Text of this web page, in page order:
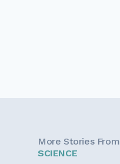
More Stories From
SCIENCE